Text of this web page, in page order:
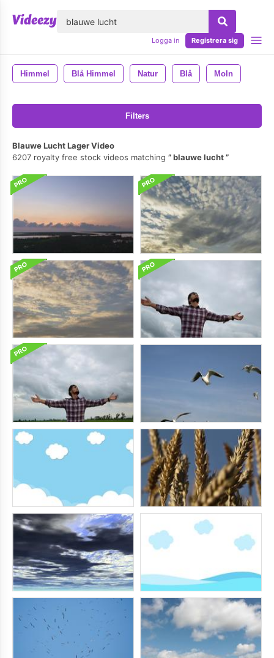
Logga in Registrera sig
Himmel Blå Himmel Natur Blå Moln
Filters
Blauwe Lucht Lager Video
6207 royalty free stock videos matching
blauwe lucht